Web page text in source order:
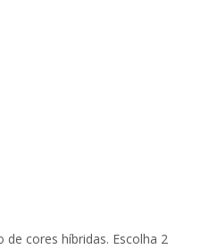
de cores híbridas. Escolha 2